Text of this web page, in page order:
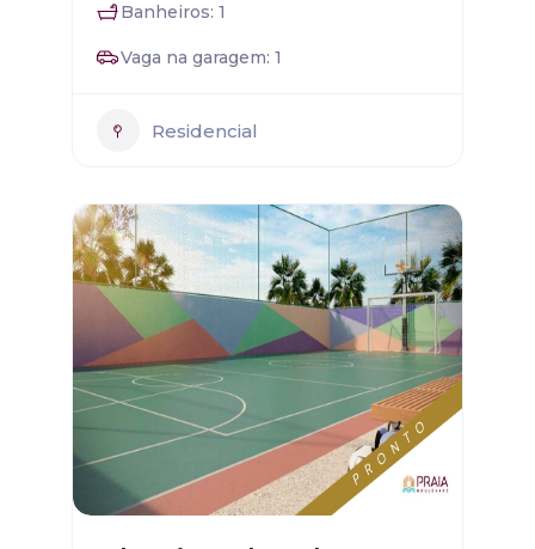
Banheiros: 1
Vaga na garagem: 1
Residencial